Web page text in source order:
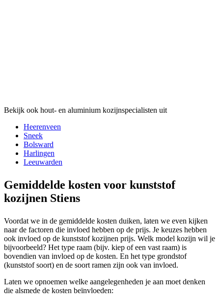
Bekijk ook hout- en aluminium kozijnspecialisten uit
Heerenveen
Sneek
Bolsward
Harlingen
Leeuwarden
Gemiddelde kosten voor kunststof
kozijnen Stiens
Voordat we in de gemiddelde kosten duiken, laten we even kijken
naar de factoren die invloed hebben op de prijs. Je keuzes hebben
ook invloed op de kunststof kozijnen prijs. Welk model kozijn wil je
bijvoorbeeld? Het type raam (bijv. kiep of een vast raam) is
bovendien van invloed op de kosten. En het type grondstof
(kunststof soort) en de soort ramen zijn ook van invloed.
Laten we opnoemen welke aangelegenheden je aan moet denken
die alsmede de kosten beïnvloeden: